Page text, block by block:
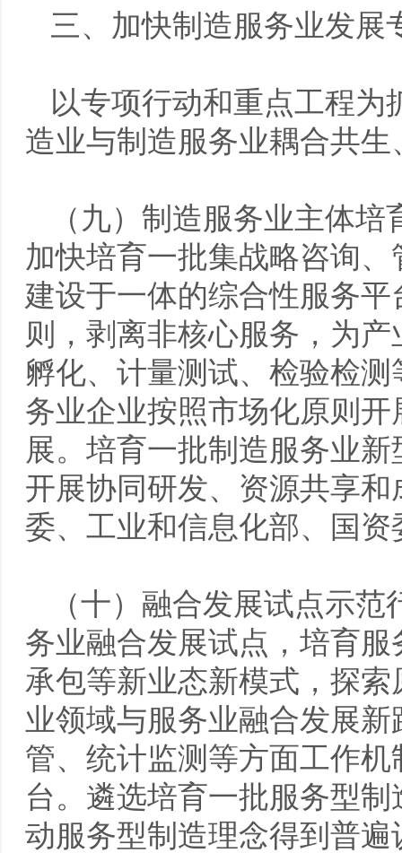
三、加快制造服务业发展
以专项行动和重点工程
造业与制造服务业耦合共生
（九）制造服务业主体
加快培育一批集战略咨询
建设于一体的综合性服务
则，剥离非核心服务，为
孵化、计量测试、检验检
务业企业按照市场化原则
展。培育一批制造服务业
开展协同研发、资源共享
委、工业和信息化部、国
（十）融合发展试点示
务业融合发展试点，培育
承包等新业态新模式，探
业领域与服务业融合发展
管、统计监测等方面工作
台。遴选培育一批服务型
动服务型制造理念得到普